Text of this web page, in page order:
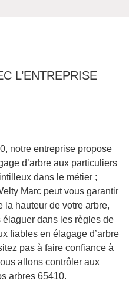
L’ENTREPRISE
notre entreprise propose
d’arbre aux particuliers
dans le métier ;
Marc peut vous garantir
la hauteur de votre arbre,
dans les règles de
fiables en élagage d’arbre
pas à faire confiance à
allons contrôler aux
arbres 65410.